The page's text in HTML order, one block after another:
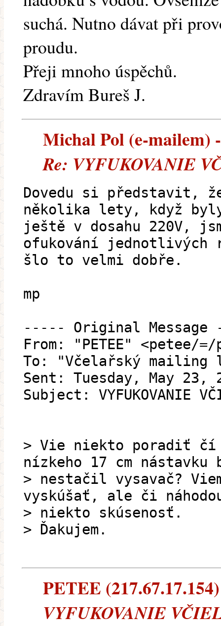
suchá. Nutno dávat při
proudu.
Přeji mnoho úspěchů.
Zdravím Bureš J.
Michal Pol (e-mailem)
Re: VYFUKOVANIE
Dovedu si představit,
několika lety, když
ještě v dosahu 220V,
ofukování jednotlivých
šlo to velmi dobře.
mp
----- Original
From: "PETEE" <petee/=/
To: "Včelařský
Sent: Tuesday, May 23,
Subject: VYFUKOVANIE
> Vie niekto poradiť čí
nízkeho 17 cm nástavku
> nestačil vysavač?
vyskúšať, ale či
> niekto skúsenosť.
> Ďakujem.
PETEE
VYFUKOVANIE